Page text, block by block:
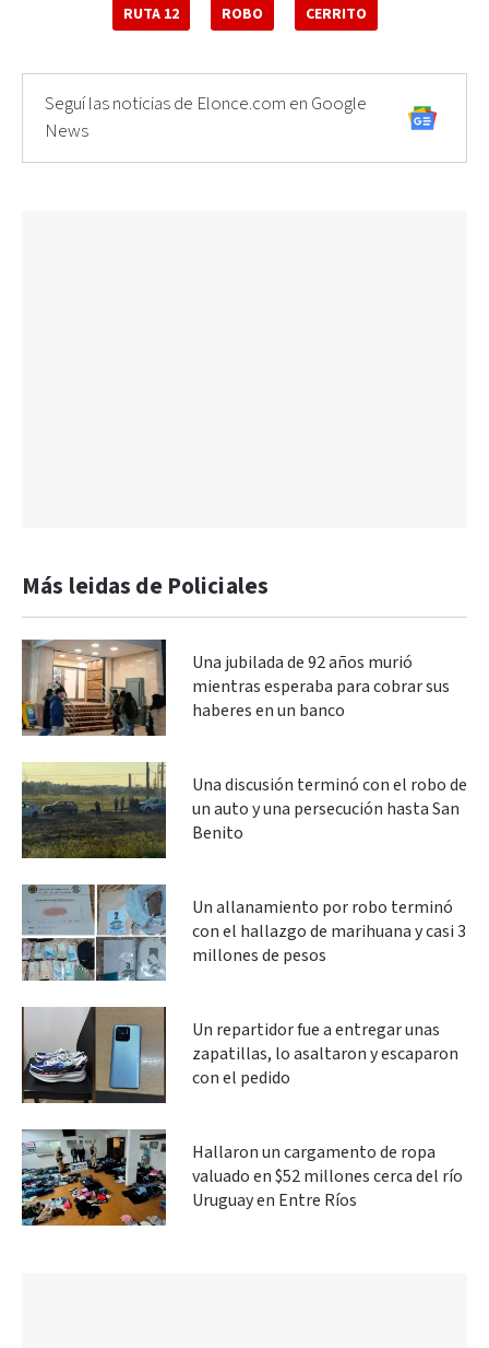
RUTA 12 ROBO CERRITO
Seguí las noticias de Elonce.com en Google
News
Más leidas de Policiales
Una jubilada de 92 años murió
mientras esperaba para cobrar sus
haberes en un banco
Una discusión terminó con el robo de
un auto y una persecución hasta San
Benito
Un allanamiento por robo terminó
con el hallazgo de marihuana y casi 3
millones de pesos
Un repartidor fue a entregar unas
zapatillas, lo asaltaron y escaparon
con el pedido
Hallaron un cargamento de ropa
valuado en $52 millones cerca del río
Uruguay en Entre Ríos